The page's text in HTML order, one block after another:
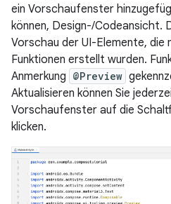
ein Vorschaufenster
können, Design-/Codeansicht.
Vorschau der UI-Elemente, die
Funktionen erstellt wurden.
Anmerkung @Preview
Aktualisieren können Sie
Vorschaufenster auf die
klicken.